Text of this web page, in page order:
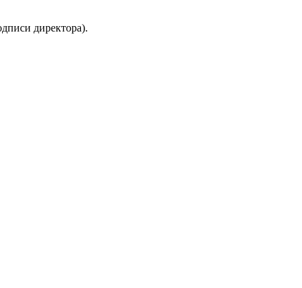
директора).